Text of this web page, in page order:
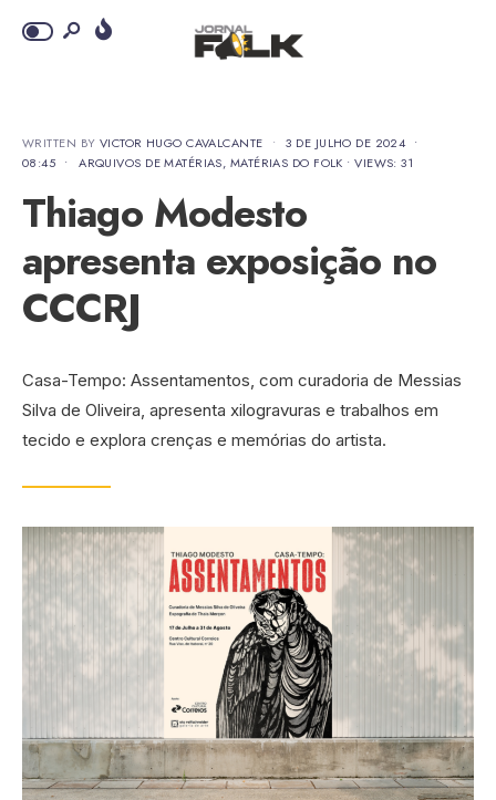
WRITTEN BY VICTOR HUGO CAVALCANTE • 3 DE JULHO DE 2024 •
08:45 • ARQUIVOS DE MATÉRIAS, MATÉRIAS DO FOLK •VIEWS: 31
Thiago Modesto
apresenta exposição no
CCCRJ
Casa-Tempo: Assentamentos, com curadoria de Messias
Silva de Oliveira, apresenta xilogravuras e trabalhos em
tecido e explora crenças e memórias do artista.